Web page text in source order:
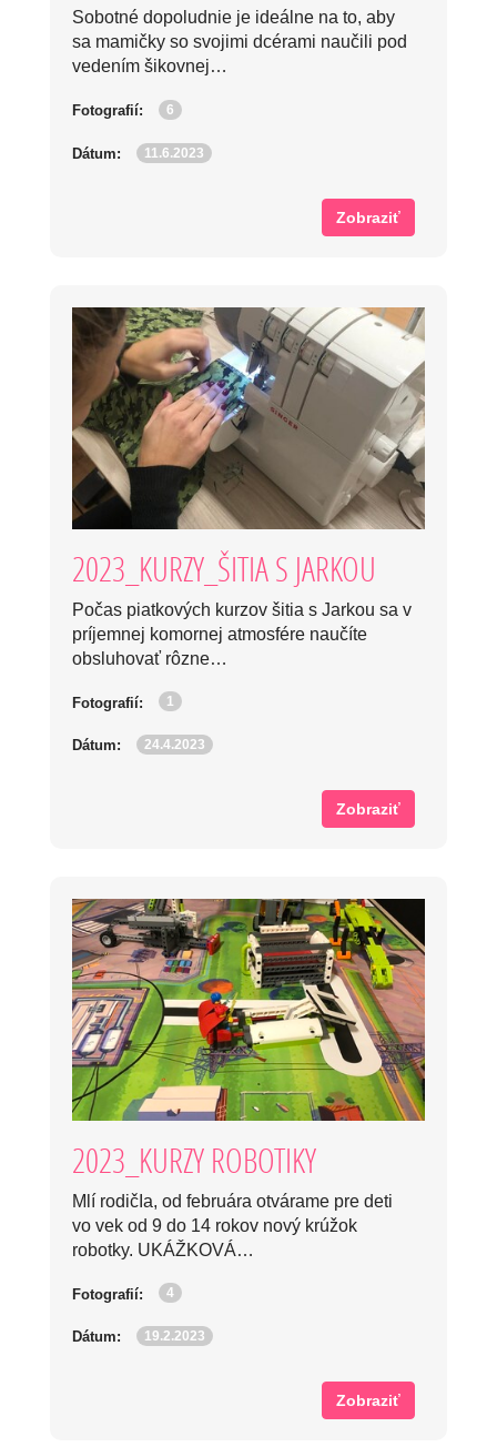
Sobotné dopoludnie je ideálne na to, aby
sa mamičky so svojimi dcérami naučili pod
vedením šikovnej…
Fotografií: 6
Dátum: 11.6.2023
Zobraziť
2023_KURZY_ŠITIA S JARKOU
Počas piatkových kurzov šitia s Jarkou sa v
príjemnej komornej atmosfére naučíte
obsluhovať rôzne…
Fotografií: 1
Dátum: 24.4.2023
Zobraziť
2023_KURZY ROBOTIKY
Mlí rodičIa, od februára otvárame pre deti
vo vek od 9 do 14 rokov nový krúžok
robotky. UKÁŽKOVÁ…
Fotografií: 4
Dátum: 19.2.2023
Zobraziť